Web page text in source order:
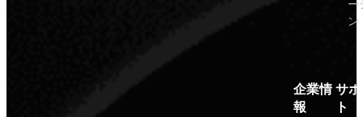
ー
ン
企業情
報
サ
ト